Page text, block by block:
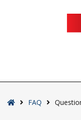
StronaFAQ